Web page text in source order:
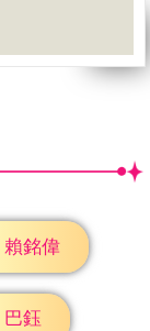
賴銘偉
巴鈺